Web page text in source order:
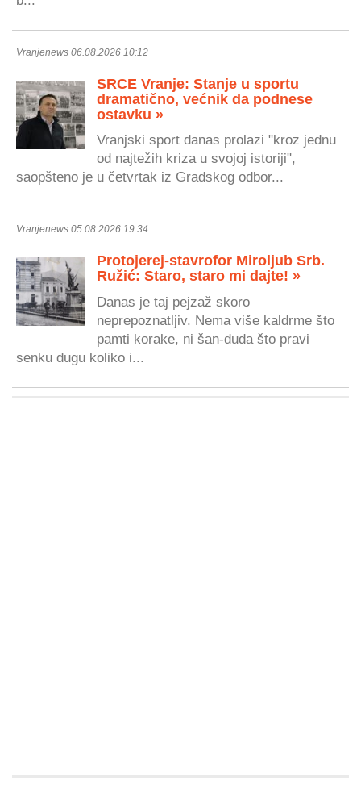
Vranjenews 06.08.2026 10:12
SRCE Vranje: Stanje u sportu
dramatično, većnik da podnese
ostavku »
Vranjski sport danas prolazi "kroz jednu
od najtežih kriza u svojoj istoriji",
saopšteno je u četvrtak iz Gradskog odbor...
Vranjenews 05.08.2026 19:34
Protojerej-stavrofor Miroljub Srb.
Ružić: Staro, staro mi dajte! »
Danas je taj pejzaž skoro
neprepoznatljiv. Nema više kaldrme što
pamti korake, ni šan-duda što pravi
senku dugu koliko i...